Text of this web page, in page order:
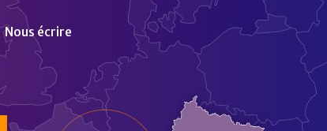
Nous écrire